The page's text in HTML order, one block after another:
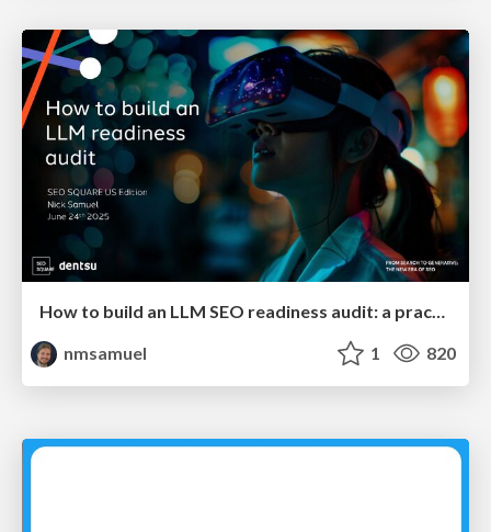
How to build an LLM SEO readiness audit: a practical framework
nmsamuel
1 820